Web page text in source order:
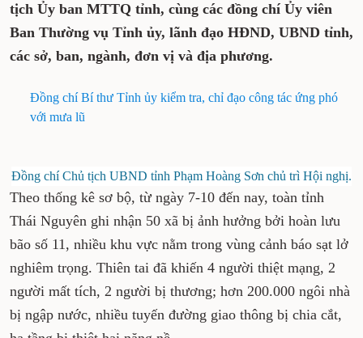
tịch Ủy ban MTTQ tỉnh, cùng các đồng chí Ủy viên
Ban Thường vụ Tỉnh ủy, lãnh đạo HĐND, UBND tỉnh,
các sở, ban, ngành, đơn vị và địa phương.
Đồng chí Bí thư Tỉnh ủy kiểm tra, chỉ đạo công tác ứng phó
với mưa lũ
Đồng chí Chủ tịch UBND tỉnh Phạm Hoàng Sơn chủ trì Hội nghị.
Theo thống kê sơ bộ, từ ngày 7-10 đến nay, toàn tỉnh
Thái Nguyên ghi nhận 50 xã bị ảnh hưởng bởi hoàn lưu
bão số 11, nhiều khu vực nằm trong vùng cảnh báo sạt lở
nghiêm trọng. Thiên tai đã khiến 4 người thiệt mạng, 2
người mất tích, 2 người bị thương; hơn 200.000 ngôi nhà
bị ngập nước, nhiều tuyến đường giao thông bị chia cắt,